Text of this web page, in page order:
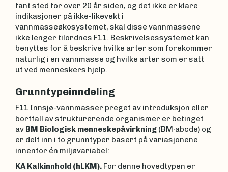
fant sted for over 20 år siden, og det ikke er klare
indikasjoner på ikke-likevekt i
vannmasseøkosystemet, skal disse vannmassene
ikke lenger tilordnes F11. Beskrivelsessystemet kan
benyttes for å beskrive hvilke arter som forekommer
naturlig i en vannmasse og hvilke arter som er satt
ut ved menneskers hjelp.
Grunntypeinndeling
F11 Innsjø-vannmasser preget av introduksjon eller
bortfall av strukturerende organismer er betinget
av BM Biologisk menneskepåvirkning (BM∙abcde) og
er delt inn i to grunntyper basert på variasjonene
innenfor én miljøvariabel:
KA Kalkinnhold (hLKM). For denne hovedtypen er